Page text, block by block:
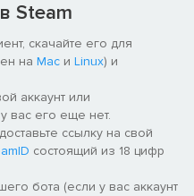
Steam
скачайте его для
на Mac и Linux) и
аккаунт или
вас его еще нет.
ссылку на свой
состоящий из 18 цифр
бота (если у вас аккаунт